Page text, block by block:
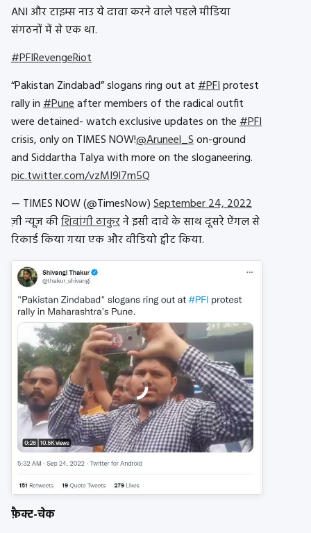
ANI और टाइम्स नाउ ये दावा करने वाले पहले मीडिया
संगठनों में से एक था.
#PFIRevengeRiot
“Pakistan Zindabad” slogans ring out at#PFIprotest
rally in#Puneafter members of the radical outfit
were detained- watch exclusive updates on the#PFI
crisis, only on TIMES NOW!@Aruneel_Son-ground
and Siddartha Talya with more on the sloganeering.
pic.twitter.com/vzMI9l7m5Q
— TIMES NOW (@TimesNow)September 24, 2022
ज़ी न्यूज़ कीशिवांगी ठाकुरने इसी दावे के साथ दूसरे ऐंगल से
रिकार्ड किया गया एक और वीडियो ट्वीट किया.
फ़ैक्ट-चेक